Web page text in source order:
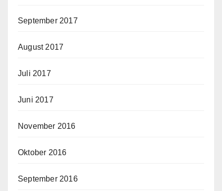
September 2017
August 2017
Juli 2017
Juni 2017
November 2016
Oktober 2016
September 2016